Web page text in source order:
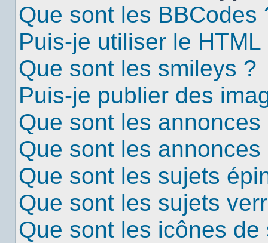
Que sont les BBCodes
Puis-je utiliser le HTML
Que sont les smileys ?
Puis-je publier des
Que sont les
Que sont les annonces
Que sont les sujets
Que sont les sujets
Que sont les icônes de